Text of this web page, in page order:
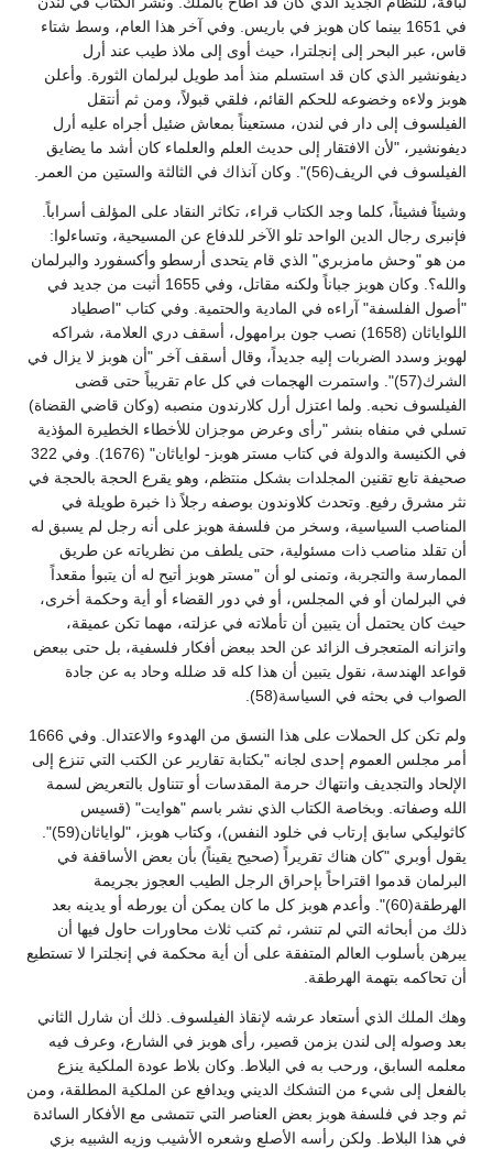
في 1651 بينما كان هوبز في باريس. وفي آخر هذا العام، وسط شتاء
قاس، عبر البحر إلى إنجلترا، حيث أوى إلى ملاذ طيب عند أرل
ديفونشير الذي كان قد استسلم منذ أمد طويل لبرلمان الثورة. وأعلن
هوبز ولاءه وخضوعه للحكم القائم، فلقي قبولاً، ومن ثم أنتقل
الفيلسوف إلى دار في لندن، مستعيناً بمعاش ضئيل أجراه عليه أرل
ديفونشير، "لأن الافتقار إلى حديث العلم والعلماء كان أشد ما يضايق
الفيلسوف في الريف(56)". وكان آنذاك في الثالثة والستين من العمر.
وشيئاً فشيئاً، كلما وجد الكتاب قراء، تكاثر النقاد على المؤلف أسراباً.
فإنبرى رجال الدين الواحد تلو الآخر للدفاع عن المسيحية، وتساءلوا:
من هو "وحش مامزبري" الذي قام يتحدى أرسطو وأكسفورد والبرلمان
والله؟. وكان هوبز جباناً ولكنه مقاتل، وفي 1655 أثبت من جديد في
"أصول الفلسفة" آراءه في المادية والحتمية. وفي كتاب "اصطياد
اللواياثان (1658) نصب جون برامهول، أسقف دري العلامة، شراكه
لهوبز وسدد الضربات إليه جديداً، وقال أسقف آخر "أن هوبز لا يزال في
الشرك(57)". واستمرت الهجمات في كل عام تقريباً حتى قضى
الفيلسوف نحبه. ولما اعتزل أرل كلارندون منصبه (وكان قاضي القضاة)
تسلي في منفاه بنشر "رأى وعرض موجزان للأخطاء الخطيرة المؤذية
في الكنيسة والدولة في كتاب مستر هوبز- لواياثان" (1676). وفي 322
صحيفة تابع تقنين المجلدات بشكل منتظم، وهو يقرع الحجة بالحجة في
نثر مشرق رفيع. وتحدث كلاوندون بوصفه رجلاً ذا خبرة طويلة في
المناصب السياسية، وسخر من فلسفة هوبز على أنه رجل لم يسبق له
أن تقلد مناصب ذات مسئولية، حتى يلطف من نظرياته عن طريق
الممارسة والتجربة، وتمنى لو أن "مستر هوبز أتيح له أن يتبوأ مقعداً
في البرلمان أو في المجلس، أو في دور القضاء أو أية وحكمة أخرى،
حيث كان يحتمل أن يتبين أن تأملاته في عزلته، مهما تكن عميقة،
واتزانه المتعجرف الزائد عن الحد ببعض أفكار فلسفية، بل حتى ببعض
قواعد الهندسة، نقول يتبين أن هذا كله قد ضلله وحاد به عن جادة
الصواب في بحثه في السياسة(58).
ولم تكن كل الحملات على هذا النسق من الهدوء والاعتدال. وفي 1666
أمر مجلس العموم إحدى لجانه "بكتابة تقارير عن الكتب التي تنزع إلى
الإلحاد والتجديف وانتهاك حرمة المقدسات أو تتناول بالتعريض لسمة
الله وصفاته. وبخاصة الكتاب الذي نشر باسم "هوايت" (قسيس
كاثوليكي سابق إرتاب في خلود النفس)، وكتاب هوبز، "لواياثان(59)".
يقول أوبري "كان هناك تقريراً (صحيح يقيناً) بأن بعض الأساقفة في
البرلمان قدموا اقتراحاً بإحراق الرجل الطيب العجوز بجريمة
الهرطقة(60)". وأعدم هوبز كل ما كان يمكن أن يورطه أو يدينه بعد
ذلك من أبحاثه التي لم تنشر، ثم كتب ثلاث محاورات حاول فيها أن
يبرهن بأسلوب العالم المتفقة على أن أية محكمة في إنجلترا لا تستطيع
أن تحاكمه بتهمة الهرطقة.
وهك الملك الذي أستعاد عرشه لإنقاذ الفيلسوف. ذلك أن شارل الثاني
بعد وصوله إلى لندن بزمن قصير، رأى هوبز في الشارع، وعرف فيه
معلمه السابق، ورحب به في البلاط. وكان بلاط عودة الملكية ينزع
بالفعل إلى شيء من التشكك الديني ويدافع عن الملكية المطلقة، ومن
ثم وجد في فلسفة هوبز بعض العناصر التي تتمشى مع الأفكار السائدة
في هذا البلاط. ولكن رأسه الأصلع وشعره الأشيب وزيه الشبيه بزي